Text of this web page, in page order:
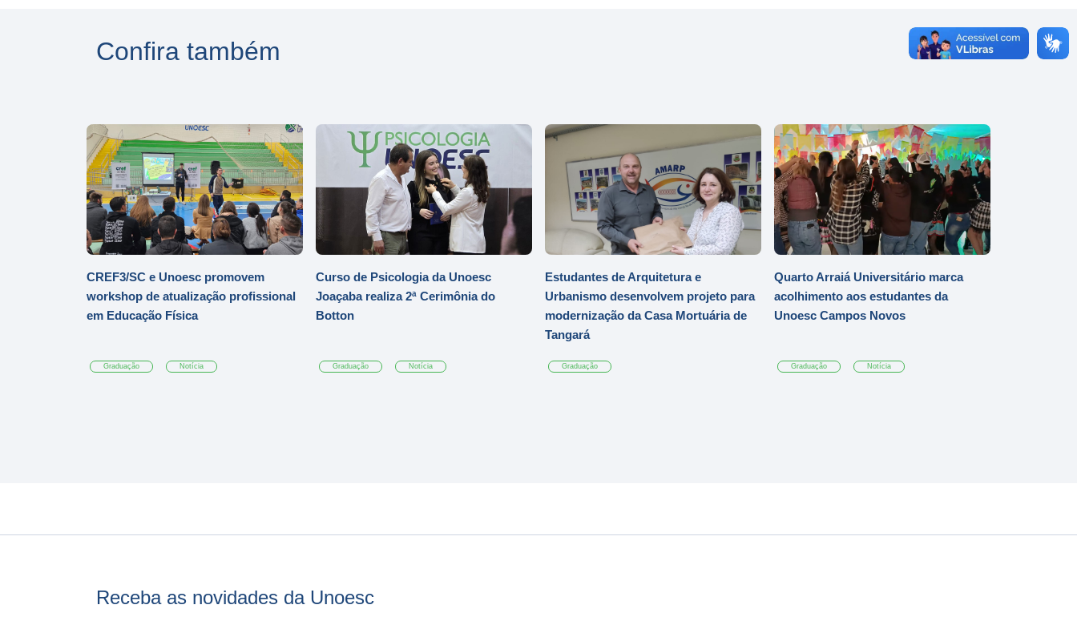
Confira também
CREF3/SC e Unoesc promovem
workshop de atualização profissional
em Educação Física
Graduação Notícia
Curso de Psicologia da Unoesc
Joaçaba realiza 2ª Cerimônia do
Botton
Graduação Notícia
Estudantes de Arquitetura e
Urbanismo desenvolvem projeto para
modernização da Casa Mortuária de
Tangará
Graduação
Quarto Arraiá Universitário marca
acolhimento aos estudantes da
Unoesc Campos Novos
Graduação Notícia
Receba as novidades da Unoesc